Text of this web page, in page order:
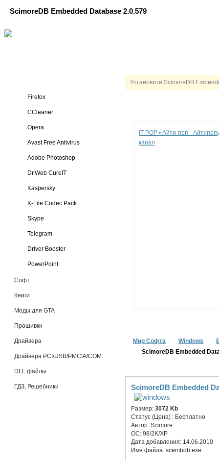
ScimoreDB Embedded Database 2.0.579
Установите ScimoreDB
Firefox
CCleaner
Opera
Avast Free Antivirus
Adobe Photoshop
Dr.Web CureIT
Kaspersky
K-Lite Codec Pack
Skype
Telegram
Driver Booster
PowerPoint
Софт
Книги
Моды для GTA
Прошивки
Драйвера
Драйвера PCI/USB/PMCIA/COM
DLL файлы
ГДЗ, Решебники
IT POP • Айти-поп -
канал
Мир Софта Windows
ScimoreDB Embedded
ScimoreDB Embedded
Размер:3072 Kb
Статус (Цена) : Бесплатно
Автор:Scimore
ОС:98/2K/XP
Дата добавления: 14.06.2010
Имя файла:scembdb.exe